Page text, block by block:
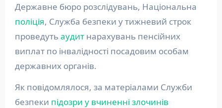
Державне бюро розслідувань, Національна
поліція, Служба безпеки у тижневий строк
проведуть аудитнарахувань пенсійних
виплат по інвалідності посадовим особам
державних органів.
Як повідомлялося, за матеріалами Служби
безпеки підозри у вчиненні злочинів